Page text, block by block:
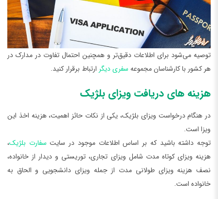
توصیه می‌شود برای اطلاعات دقیق‌تر و همچنین احتمال تفاوت در مدارک در
هر کشور با کارشناسان مجموعه سفری دیگر ارتباط برقرار کنید.
هزینه‌ های دریافت ویزای بلژیک
در هنگام درخواست ویزای بلژیک، یکی از نکات حائز اهمیت، هزینه اخذ این
ویزا است.
توجه داشته باشید که بر اساس اطلاعات موجود در سایت سفارت بلژیک،
هزینه ویزای کوتاه مدت شامل ویزای تجاری، توریستی و دیدار از خانواده،
نصف هزینه ویزای طولانی مدت از جمله ویزای دانشجویی و الحاق به
خانواده است.